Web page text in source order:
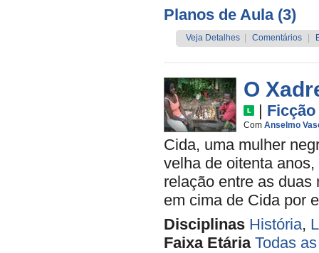
Planos de Aula (3)
Veja Detalhes Comentários
O
| Ficção
Com Anselmo
Cida, uma mulher
velha de oitenta
relação entre as duas
em cima de Cida por
Disciplinas História,
Faixa Etária Todas